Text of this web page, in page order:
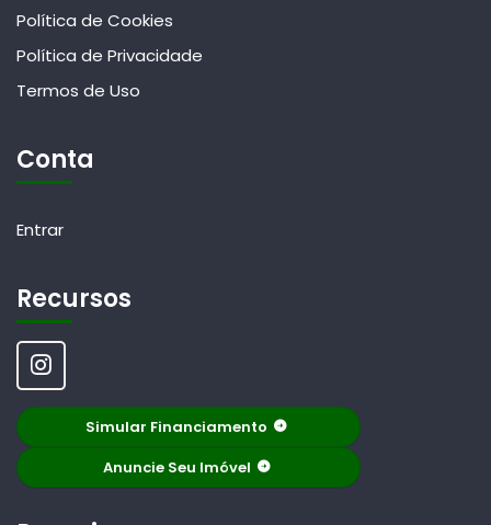
Política de Cookies
Política de Privacidade
Termos de Uso
Conta
Entrar
Recursos
Simular Financiamento
Anuncie Seu Imóvel